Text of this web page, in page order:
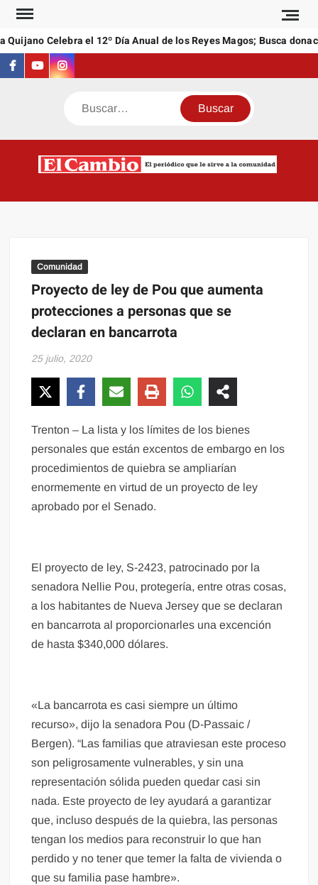
Saltar
contenidoCelebra el 12º Día Anual de los Reyes Magos; Busca
Facebook
YoutubeInstagram
Buscar
Comunidad
Proyecto de ley de Pou que aumenta
protecciones a personas que se
declaran en bancarrota
25 julio, 2020
Trenton – La lista y los límites de los bienes
personales que están excentos de embargo en los
procedimientos de quiebra se ampliarían
enormemente en virtud de un proyecto de ley
aprobado por el Senado.
El proyecto de ley, S-2423, patrocinado por la
senadora Nellie Pou, protegería, entre otras cosas,
a los habitantes de Nueva Jersey que se declaran
en bancarrota al proporcionarles una excención
de hasta $340,000 dólares.
«La bancarrota es casi siempre un último
recurso», dijo la senadora Pou (D-Passaic /
Bergen). “Las familias que atraviesan este proceso
son peligrosamente vulnerables, y sin una
representación sólida pueden quedar casi sin
nada. Este proyecto de ley ayudará a garantizar
que, incluso después de la quiebra, las personas
tengan los medios para reconstruir lo que han
perdido y no tener que temer la falta de vivienda o
que su familia pase hambre».